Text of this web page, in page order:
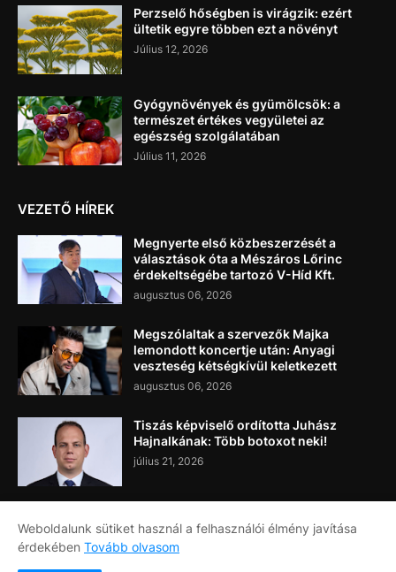
Perzselő hőségben is virágzik: ezért
ültetik egyre többen ezt a növényt
Július 12, 2026
Gyógynövények és gyümölcsök: a
természet értékes vegyületei az
egészség szolgálatában
Július 11, 2026
VEZETŐ HÍREK
Megnyerte első közbeszerzését a
választások óta a Mészáros Lőrinc
érdekeltségébe tartozó V-Híd Kft.
augusztus 06, 2026
Megszólaltak a szervezők Majka
lemondott koncertje után: Anyagi
veszteség kétségkívül keletkezett
augusztus 06, 2026
Tiszás képviselő ordította Juhász
Hajnalkának: Több botoxot neki!
július 21, 2026
Címlap Rólunk
Weboldalunk sütiket használ a felhasználói élmény javítása
érdekében Tovább olvasom